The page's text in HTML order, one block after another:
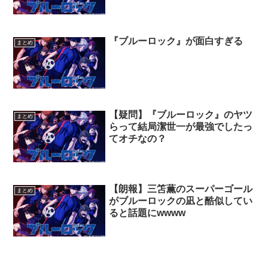
まとめ 『ブルーロック』が面白すぎる
まとめ
【疑問】『ブルーロック』のヤツ
らって結局潔世一が最強でしたっ
てオチなの？
まとめ
【朗報】三笘薫のスーパーゴール
がブルーロックの凪と酷似してい
ると話題にwwww